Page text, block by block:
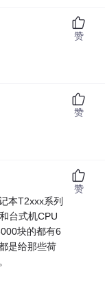
赞
赞
本T2xxx系列
台式机CPU
块的都有6
是给那些荷
赞